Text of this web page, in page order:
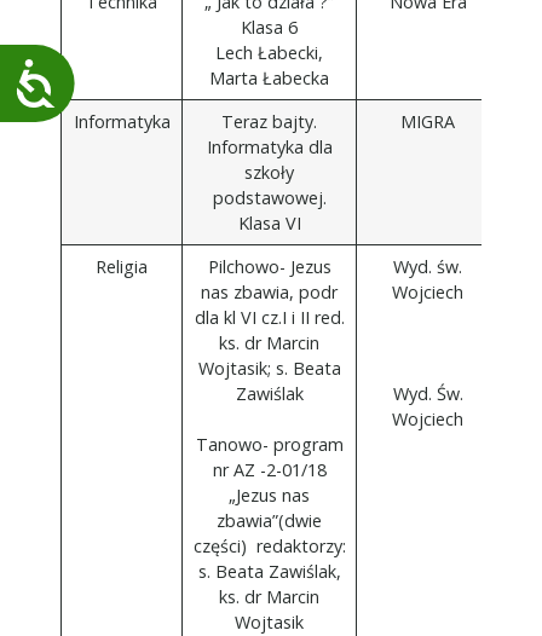
Dostępność
Klasa 6
Lech Łabecki,
Marta Łabecka
Informatyka
Teraz bajty.
Informatyka dla
szkoły
podstawowej.
Klasa VI
MIGRA
Religia
Pilchowo- Jezus
nas zbawia, podr
dla kl VI cz.I i II red.
ks. dr Marcin
Wojtasik; s. Beata
Zawiślak
Tanowo- program
nr AZ -2-01/18
„Jezus nas
zbawia”(dwie
części) redaktorzy:
s. Beata Zawiślak,
ks. dr Marcin
Wojtasik
Wyd. św.
Wojciech
Wyd. Św.
Wojciech